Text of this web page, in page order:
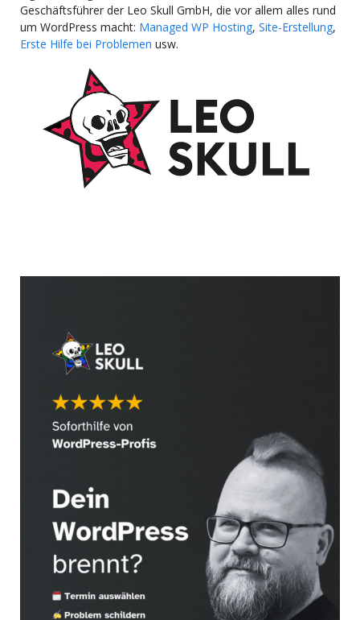
Geschäftsführer der Leo Skull GmbH, die vor allem alles rund
um WordPress macht: Managed WP Hosting, Site-Erstellung,
Erste Hilfe bei Problemen usw.